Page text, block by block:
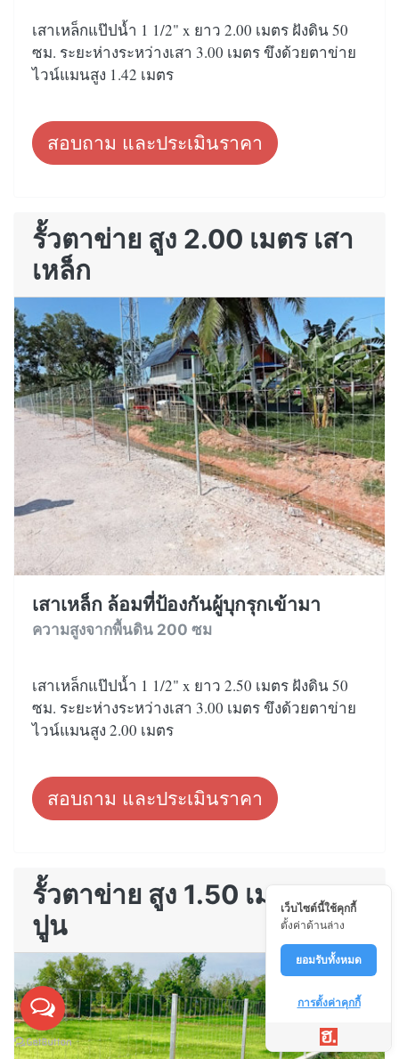
เสาเหล็กแป๊ปน้ำ 1 1/2" x ยาว 2.00 เมตร ฝังดิน 50
ซม. ระยะห่างระหว่างเสา 3.00 เมตร ขึงด้วยตาข่าย
ไวน์แมนสูง 1.42 เมตร
สอบถาม และประเมินราคา
รั้วตาข่าย สูง 2.00 เมตร เสา
เหล็ก
เสาเหล็ก ล้อมที่ป้องกันผู้บุกรุกเข้ามา
ความสูงจากพื้นดิน 200 ซม
เสาเหล็กแป๊ปน้ำ 1 1/2" x ยาว 2.50 เมตร ฝังดิน 50
ซม. ระยะห่างระหว่างเสา 3.00 เมตร ขึงด้วยตาข่าย
ไวน์แมนสูง 2.00 เมตร
สอบถาม และประเมินราคา
รั้วตาข่าย สูง 1.50 เมตร บน
ปูน
เว็บไซต์นี้ใช้คุกกี้
ตั้งค่าด้านล่าง
ยอมรับทั้งหมด
การตั้งค่าคุกกี้